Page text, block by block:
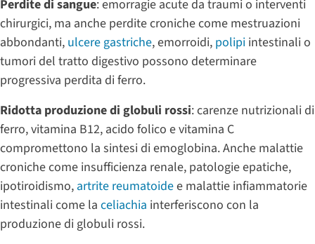
Perdite di sangue: emorragie acute da traumi o interventi
chirurgici, ma anche perdite croniche come mestruazioni
abbondanti, ulcere gastriche, emorroidi, polipi intestinali o
tumori del tratto digestivo possono determinare
progressiva perdita di ferro.
Ridotta produzione di globuli rossi: carenze nutrizionali di
ferro, vitamina B12, acido folico e vitamina C
compromettono la sintesi di emoglobina. Anche malattie
croniche come insufficienza renale, patologie epatiche,
ipotiroidismo, artrite reumatoidee malattie infiammatorie
intestinali come la celiachia interferiscono con la
produzione di globuli rossi.